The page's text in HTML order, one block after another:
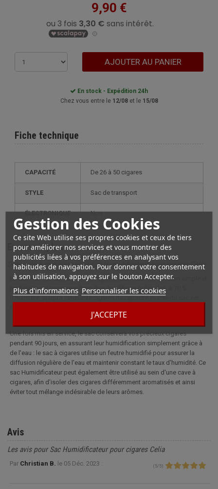
Gestion des Cookies
Ce site Web utilise ses propres cookies et ceux de tiers
pour améliorer nos services et vous montrer des
publicités liées à vos préférences en analysant vos
habitudes de navigation. Pour donner votre consentement
à son utilisation, appuyez sur le bouton Accepter.
Plus d'informations Personnaliser les cookies
J'ACCEPTE
9,90 €
AJOUTER AU PANIER
En stock - Expédition 24h
Chez vous entre le 12/08et le 15/08
Fiche technique
CAPACITÉ de 26 à 50 cigares
STYLE sac de transport
ÉLECTRONIQUE non
En savoir plus
Description complète pour Sac Humidificateur pour cigares Celia
Le sac Humidificateur pour 50 cigares CELIA est une solution simple et
pratique pour conserver dans des conditions optimales, à 70 %
d'humidité, jusqu'à cinquante cigares (la capacité exacte du sac est
Une fois mis en service, le sac conservera vos précieux cigares
pendant 90 jours, en assurant leur humidification simplement grâce à
de l'eau : le sac à cigares utilise un feutre humidifié pour assurer la
diffusion régulière de l'eau et maintenir constant le taux d'humidité. Ce
sac Humidificateur peut également être utilisé au sein d'une cave à
cigares, afin d'isoler des cigares différemment aromatisés et ainsi
éviter tout mélange indésirable de leurs arômes.
Avis
Les avis pour Sac Humidificateur pour cigares Celia
Par Christian B. le 05 Déc. 2023 : ( 5/ 5)